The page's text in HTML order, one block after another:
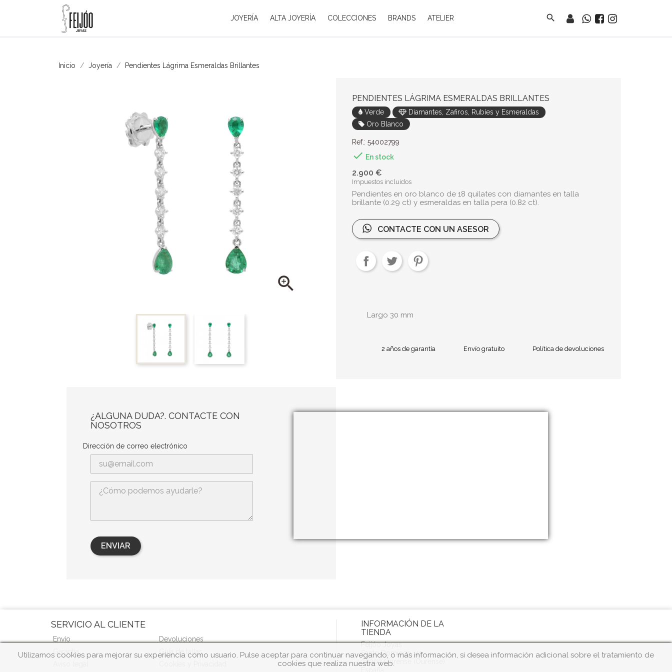
JOYERÍA ALTA JOYERÍA COLECCIONES BRANDS ATELIER search
Inicio Joyería Pendientes Lágrima Esmeraldas Brillantes

PENDIENTES LÁGRIMA ESMERALDAS BRILLANTES
Verde
Diamantes, Zafiros, Rubíes y Esmeraldas
Oro Blanco
Ref.: 54002799
 En stock
2.900 €
Impuestos incluidos
Pendientes en oro blanco de 18 quilates con diamantes en talla
brillante (0.29 ct) y esmeraldas en talla pera (0.82 ct).
CONTACTE CON UN ASESOR
Largo 30 mm
2 años de garantía Envío gratuito Política de devoluciones
¿ALGUNA DUDA?. CONTACTE CON
NOSOTROS
Dirección de correo electrónico
SERVICIO AL CLIENTE
Envío
Devoluciones
Garantía
Guía de tallas
INFORMACIÓN DE LA
TIENDA
Feijóo Joyas
Santo Domingo, 41
32003 Ourense (Ourense)
Utilizamos cookies para mejorar su experiencia como usuario. Pulse aceptar para continuar navegando, o más información, si desea información adicional sobre el tratamiento de
cookies que realiza nuestra web.